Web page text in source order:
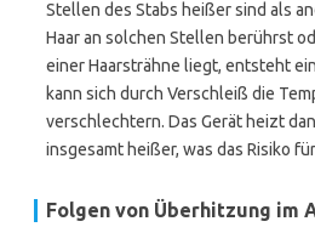
Stellen des Stabs heißer sind als
Haar an solchen Stellen berührst
einer Haarsträhne liegt, entsteht
kann sich durch Verschleiß die
verschlechtern. Das Gerät heizt
insgesamt heißer, was das Risiko
Folgen von Überhitzung im